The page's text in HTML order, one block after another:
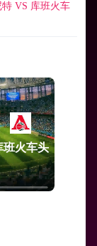
VS 库班火车
班火车头